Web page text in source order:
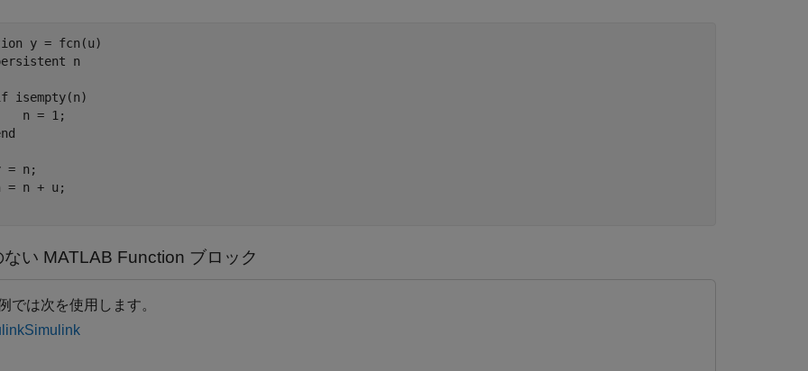
y = fcn(u)
n
isempty(n)
n = 1;
= n;
ない MATLAB Function ブロック
では次を使用します。
Simulink